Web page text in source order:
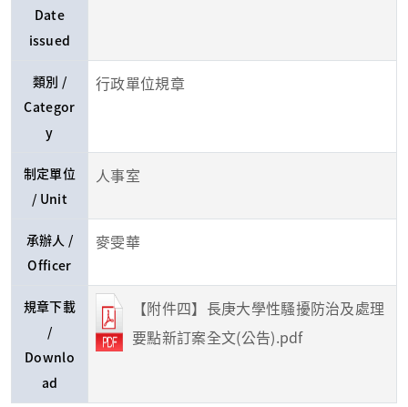
Date
issued
類別 /
Categor
y
行政單位規章
制定單位
/ Unit
人事室
承辦人 /
Officer
麥雯華
規章下載
/
Downlo
ad
【附件四】長庚大學性騷擾防治及處理
要點新訂案全文(公告).pdf